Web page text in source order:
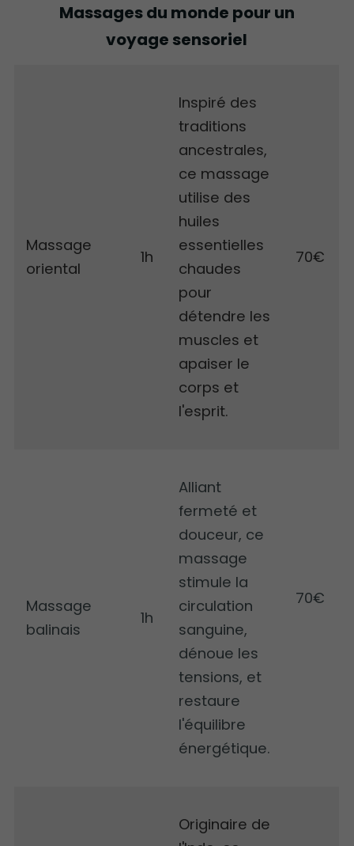
Massages du monde pour un
voyage sensoriel
Massage
oriental
1h
Inspiré des
traditions
ancestrales,
ce massage
utilise des
huiles
essentielles
chaudes
pour
détendre les
muscles et
apaiser le
corps et
l'esprit.
70€
Massage
balinais
1h
Alliant
fermeté et
douceur, ce
massage
stimule la
circulation
sanguine,
dénoue les
tensions, et
restaure
l'équilibre
énergétique.
70€
Originaire de